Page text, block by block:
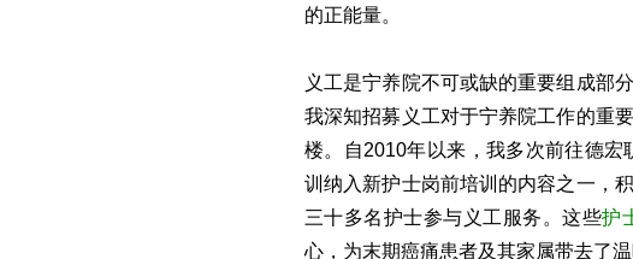
的正能量。
义工是宁养院不可或缺的重要组成部
我深知招募义工对于宁养院工作的重
楼。自2010年以来，我多次前往德
训纳入新护士岗前培训的内容之一，
三十多名护士参与义工服务。这些护
心，为末期癌痛患者及其家属带去了温